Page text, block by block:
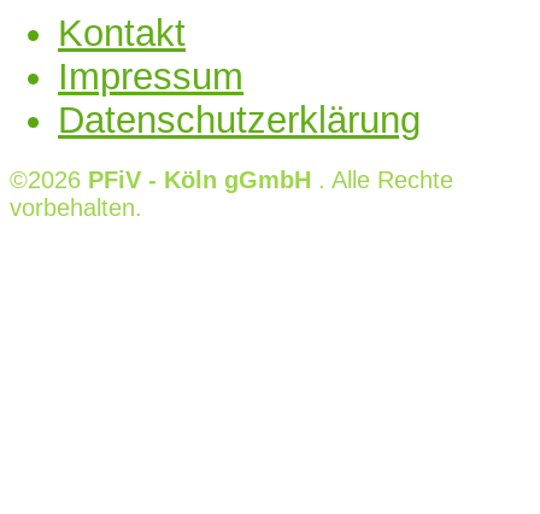
Kontakt
Impressum
Datenschutzerklärung
©2026 PFiV - Köln gGmbH . Alle Rechte
vorbehalten.